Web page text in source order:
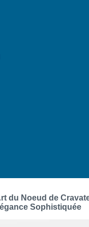
du Noeud de
Sophistiquée